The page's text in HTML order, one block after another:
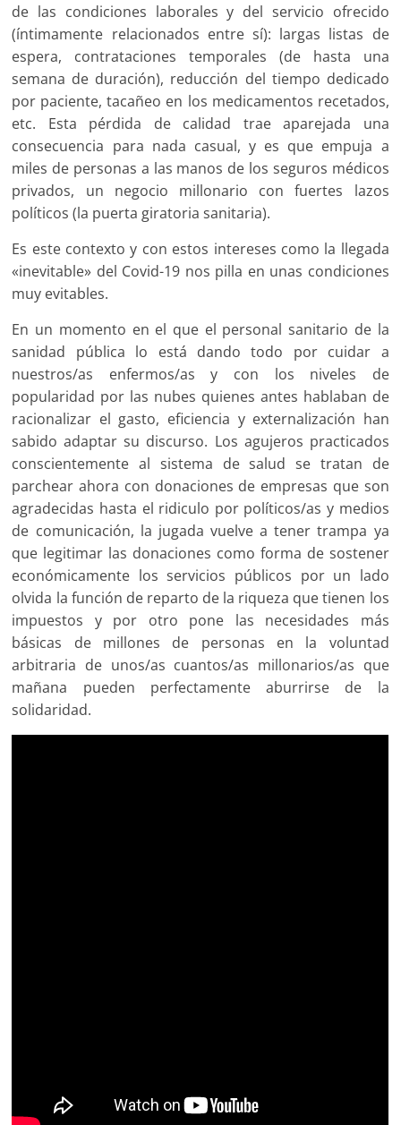
de las condiciones laborales y del servicio ofrecido
(íntimamente relacionados entre sí): largas listas de
espera, contrataciones temporales (de hasta una
semana de duración), reducción del tiempo dedicado
por paciente, tacañeo en los medicamentos recetados,
etc. Esta pérdida de calidad trae aparejada una
consecuencia para nada casual, y es que empuja a
miles de personas a las manos de los seguros médicos
privados, un negocio millonario con fuertes lazos
políticos (la puerta giratoria sanitaria).
Es este contexto y con estos intereses como la llegada
«inevitable» del Covid-19 nos pilla en unas condiciones
muy evitables.
En un momento en el que el personal sanitario de la
sanidad pública lo está dando todo por cuidar a
nuestros/as enfermos/as y con los niveles de
popularidad por las nubes quienes antes hablaban de
racionalizar el gasto, eficiencia y externalización han
sabido adaptar su discurso. Los agujeros practicados
conscientemente al sistema de salud se tratan de
parchear ahora con donaciones de empresas que son
agradecidas hasta el ridiculo por políticos/as y medios
de comunicación, la jugada vuelve a tener trampa ya
que legitimar las donaciones como forma de sostener
económicamente los servicios públicos por un lado
olvida la función de reparto de la riqueza que tienen los
impuestos y por otro pone las necesidades más
básicas de millones de personas en la voluntad
arbitraria de unos/as cuantos/as millonarios/as que
mañana pueden perfectamente aburrirse de la
solidaridad.